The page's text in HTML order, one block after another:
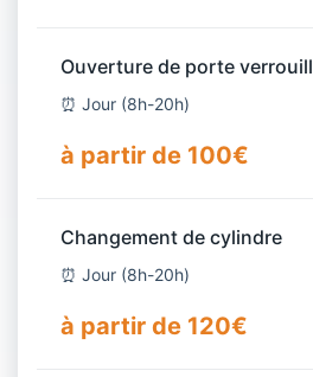
Ouverture de porte
⏰ Jour (8h-20h)
à partir de 100€
Changement de cylindre
⏰ Jour (8h-20h)
à partir de 120€